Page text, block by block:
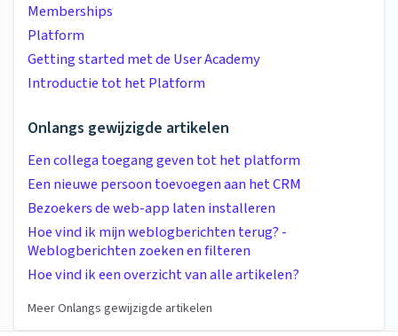
Memberships
Platform
Getting started met de User Academy
Introductie tot het Platform
Onlangs gewijzigde artikelen
Een collega toegang geven tot het platform
Een nieuwe persoon toevoegen aan het CRM
Bezoekers de web-app laten installeren
Hoe vind ik mijn weblogberichten terug? -
Weblogberichten zoeken en filteren
Hoe vind ik een overzicht van alle artikelen?
Meer Onlangs gewijzigde artikelen